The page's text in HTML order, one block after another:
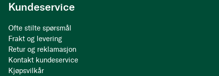
Kundeservice
Ofte stilte spørsmål
Frakt og levering
Retur og reklamasjon
Kontakt kundeservice
Kjøpsvilkår